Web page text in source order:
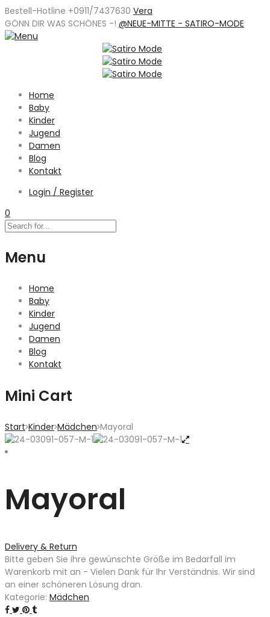
Bestell-Hotline +0911/7437630 Vera
GÖNN DIR WAS SCHÖNES -! @NEUE-MITTE - SATIRO-MODE
Home
Baby
Kinder
Jugend
Damen
Blog
Kontakt
Login / Register
0
Menu
Home
Baby
Kinder
Jugend
Damen
Blog
Kontakt
Mini Cart
Start Kinder Mädchen Mayoral
Mayoral
Delivery & Return
Bitte geben Sie ihre gewünschte Größe im Bedarfall im
Warenkorb mit an - Vielen Dank für Ihr Verständnis. Wir sind
an einer schöneren Lösung dran.
Kategorie: Mädchen